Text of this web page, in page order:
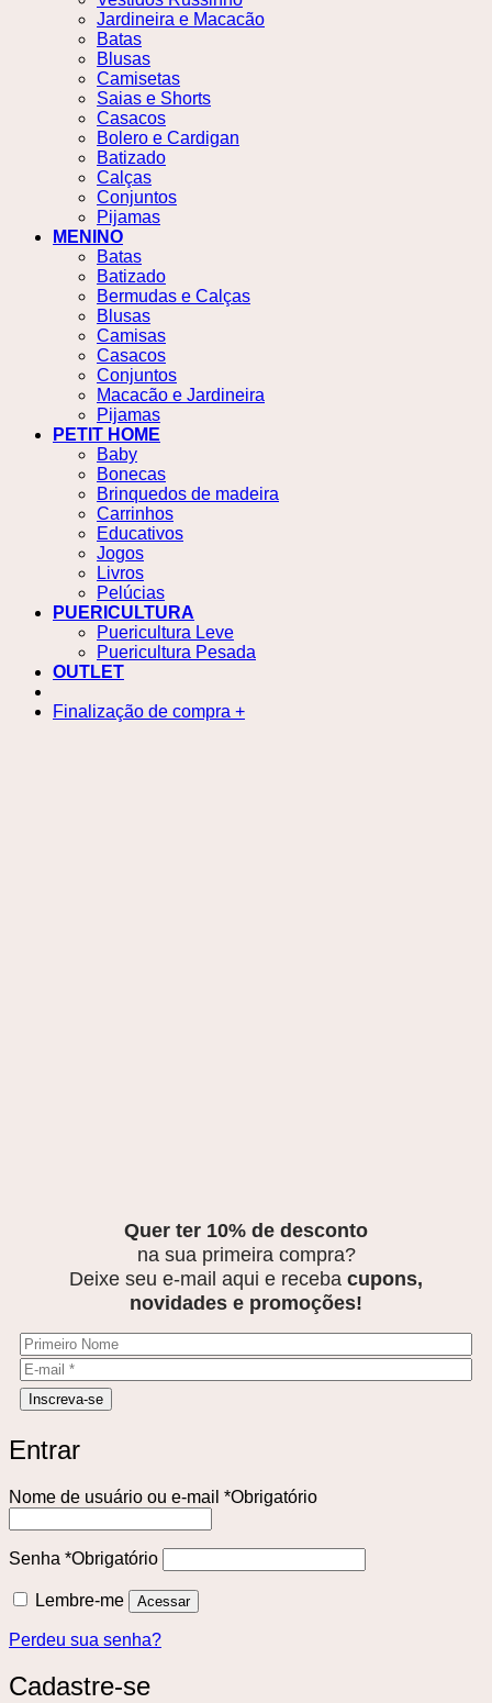
Jardineira e Macacão
Batas
Blusas
Camisetas
Saias e Shorts
Casacos
Bolero e Cardigan
Batizado
Calças
Conjuntos
Pijamas
MENINO
Batas
Batizado
Bermudas e Calças
Blusas
Camisas
Casacos
Conjuntos
Macacão e Jardineira
Pijamas
PETIT HOME
Baby
Bonecas
Brinquedos de madeira
Carrinhos
Educativos
Jogos
Livros
Pelúcias
PUERICULTURA
Puericultura Leve
Puericultura Pesada
OUTLET
Finalização de compra +
Quer ter 10% de desconto
na sua primeira compra?
Deixe seu e-mail aqui e receba cupons,
novidades e promoções!
Entrar
Nome de usuário ou e-mail *Obrigatório
Senha *Obrigatório
Lembre-me Acessar
Perdeu sua senha?
Cadastre-se